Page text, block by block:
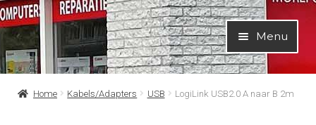
Ga
door
naar
navigatie
Ga
naar
de
inhoud
Menu
Home Kabels/Adapters USB LogiLink USB2.0 A naar B 2m